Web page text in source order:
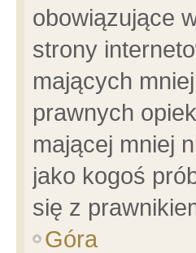
obowiązujące
strony
mających
prawnych
mającej mniej
jako kogoś
się z
Góra